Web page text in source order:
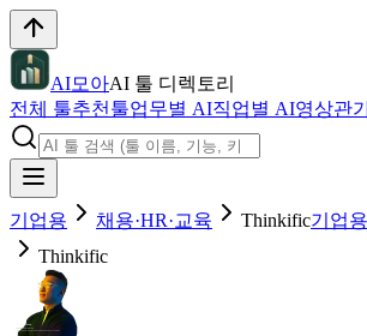
AI모아AI 툴 디렉토리
전체 툴추천툴업무별 AI직업별 AI영상관
기업용 채용·HR·교육 Thinkific기업용
Thinkific